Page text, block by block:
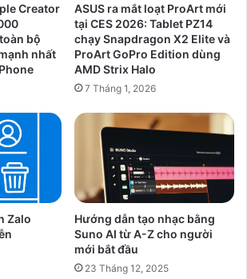
Creator
bộ
nhất
ASUS ra mắt loạt ProArt mới
tại CES 2026: Tablet PZ14
chạy Snapdragon X2 Elite và
ProArt GoPro Edition dùng
AMD Strix Halo
7 Tháng 1, 2026
Zalo
Hướng dẫn tạo nhạc bằng
Suno AI từ A-Z cho người
mới bắt đầu
23 Tháng 12, 2025